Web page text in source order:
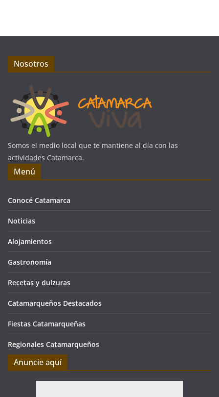
Nosotros
Somos el medio local que te mantiene al día con las
actividades Catamarca.
Menú
Conocé Catamarca
Noticias
Alojamientos
Gastronomía
Recetas y dulzuras
Catamarqueños Destacados
Fiestas Catamarqueñas
Regionales Catamarqueños
Anuncie aquí